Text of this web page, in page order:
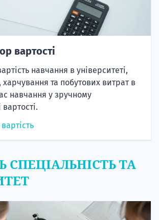
вартості
навчання в університеті,
та побутових витрат в
навчання у зручному
вартості.
СПЕЦІАЛЬНІСТЬ ТА